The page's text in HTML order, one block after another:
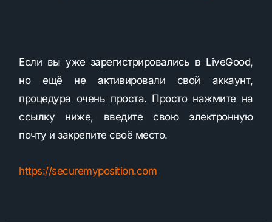
Если вы уже зарегистрировались в LiveGood,
но ещё не активировали свой аккаунт,
процедура очень проста. Просто нажмите на
ссылку ниже, введите свою электронную
почту и закрепите своё место.
https://securemyposition.com